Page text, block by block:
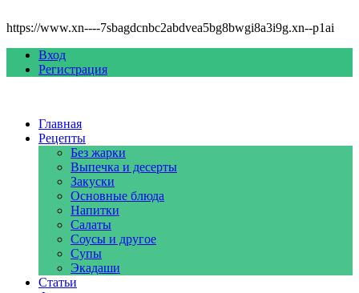
https://www.xn----7sbagdcnbc2abdvea5bg8bwgi8a3i9g.xn--p1ai
Вход
Регистрация
Главная
Рецепты
Без жарки
Выпечка и десерты
Закуски
Основные блюда
Напитки
Салаты
Соусы и другое
Супы
Экадаши
Статьи